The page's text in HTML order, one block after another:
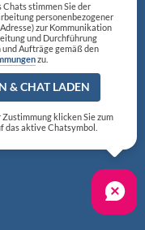
Chats stimmen Sie der
personenbezogener
zur Kommunikation
und Durchführung
Aufträge gemäß den
zu.
& CHAT LADEN
Zustimmung klicken Sie zum
das aktive Chatsymbol.